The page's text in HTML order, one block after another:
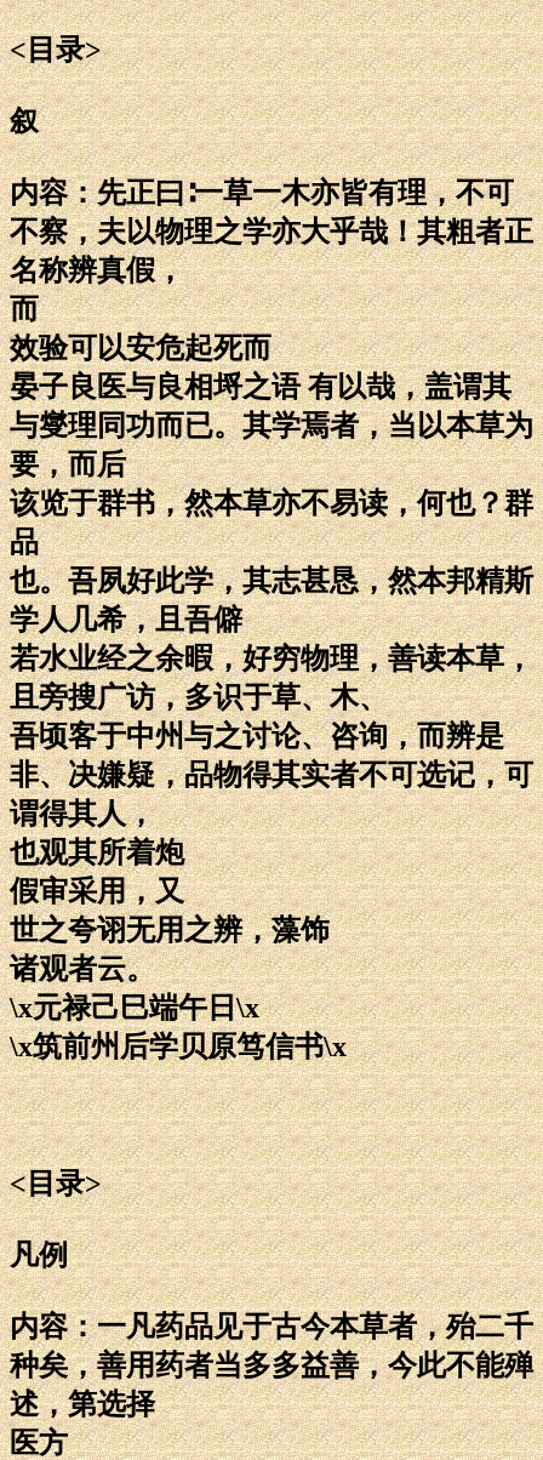
<目录>
叙
内容：先正曰∶一草一木亦皆有理，不可
不察，夫以物理之学亦大乎哉！其粗者正
名称辨真假，
而
效验可以安危起死而
晏子良医与良相埒之语 有以哉，盖谓其
与燮理同功而已。其学焉者，当以本草为
要，而后
该览于群书，然本草亦不易读，何也？群
品
也。吾夙好此学，其志甚恳，然本邦精斯
学人几希，且吾僻
若水业经之余暇，好穷物理，善读本草，
且旁搜广访，多识于草、木、
吾顷客于中州与之讨论、咨询，而辨是
非、决嫌疑，品物得其实者不可选记，可
谓得其人，
也观其所着炮
假审采用，又
世之夸诩无用之辨，藻饰
诸观者云。
\x元禄己巳端午日\x
\x筑前州后学贝原笃信书\x
<目录>
凡例
内容：一凡药品见于古今本草者，殆二千
种矣，善用药者当多多益善，今此不能殚
述，第选择
医方